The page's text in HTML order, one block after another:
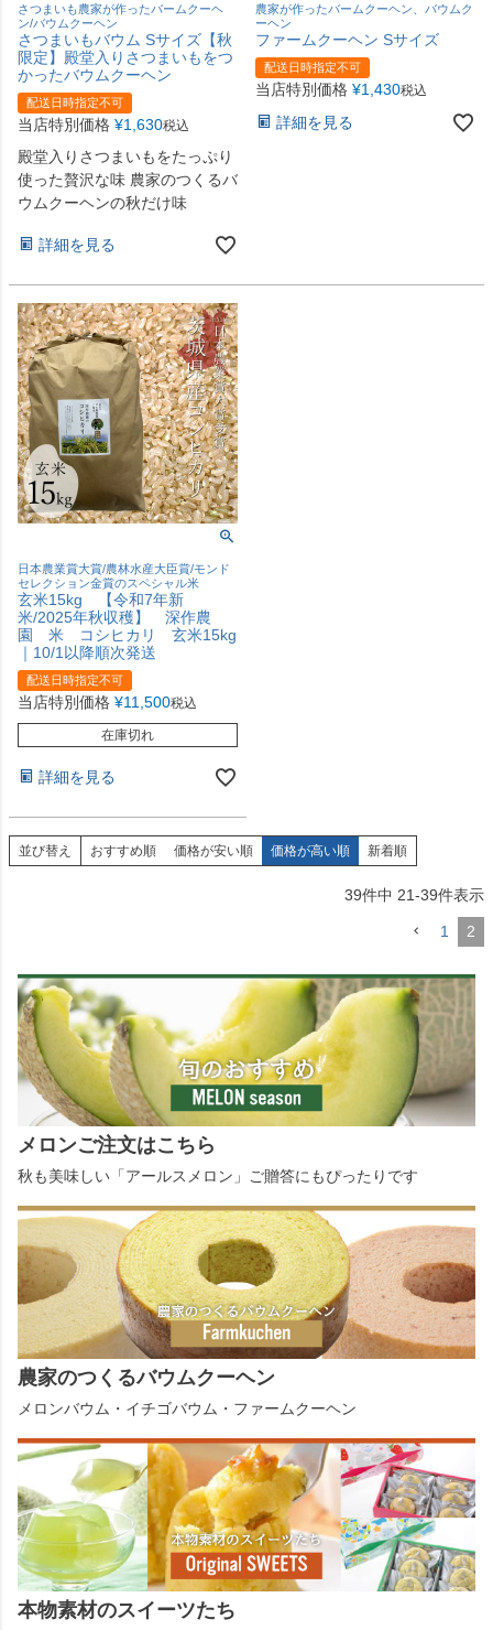
さつまいも農家が作ったバームクーヘ
ン/バウムクーヘン
さつまいもバウム Sサイズ【秋
限定】殿堂入りさつまいもをつ
かったバウムクーヘン
配送日時指定不可
当店特別価格 ¥1,630税込
殿堂入りさつまいもをたっぷり
使った贅沢な味 農家のつくるバ
ウムクーヘンの秋だけ味
詳細を見る
農家が作ったバームクーヘン、バウムク
ーヘン
ファームクーヘン Sサイズ
配送日時指定不可
当店特別価格 ¥1,430税込
詳細を見る
日本農業賞大賞/農林水産大臣賞/モンド
セレクション金賞のスペシャル米
玄米15kg 【令和7年新
米/2025年秋収穫】 深作農
園 米 コシヒカリ 玄米15kg
｜10/1以降順次発送
配送日時指定不可
当店特別価格 ¥11,500税込
在庫切れ
詳細を見る
並び替え おすすめ順 価格が安い順 価格が高い順 新着順
39件中 21-39件表示
1 2
メロンご注文はこちら
秋も美味しい「アールスメロン」ご贈答にもぴったりです
農家のつくるバウムクーヘン
メロンバウム・イチゴバウム・ファームクーヘン
本物素材のスイーツたち